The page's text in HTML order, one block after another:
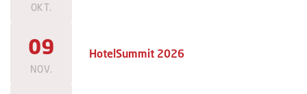
OKT.
09
NOV.
HotelSummit 2026